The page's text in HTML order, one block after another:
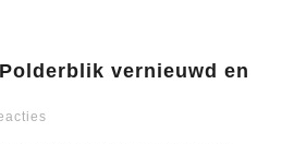
vernieuwd en